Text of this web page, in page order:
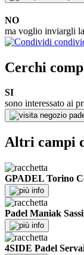
NO
ma voglio inviargli
Cerchi
SI
sono interessato ai
negozio
Altri campi
GPADEL Torino
info
Padel Maniak Sassi
info
4SIDE Padel